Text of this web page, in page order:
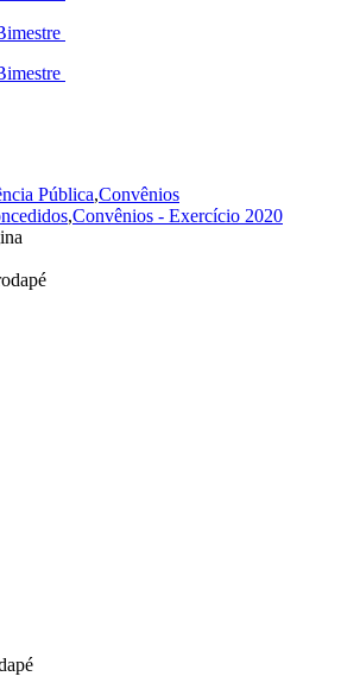
Pública,Convênios
,Convênios - Exercício 2020